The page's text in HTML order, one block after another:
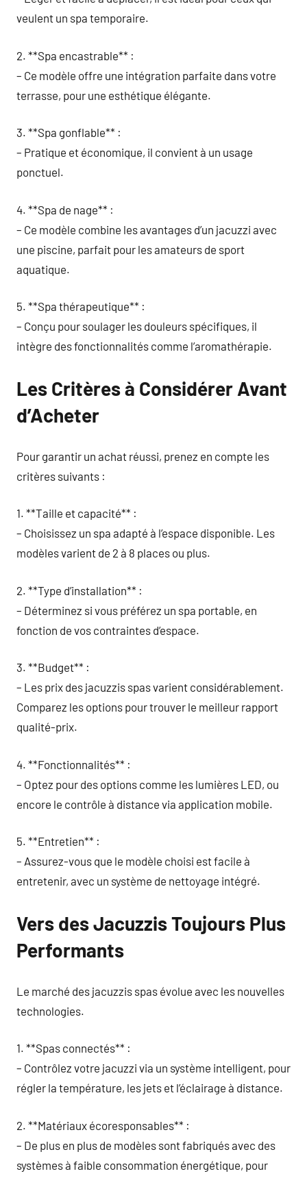
veulent un spa temporaire.
2. **Spa encastrable** :
– Ce modèle offre une intégration parfaite dans votre
terrasse, pour une esthétique élégante.
3. **Spa gonflable** :
– Pratique et économique, il convient à un usage
ponctuel.
4. **Spa de nage** :
– Ce modèle combine les avantages d’un jacuzzi avec
une piscine, parfait pour les amateurs de sport
aquatique.
5. **Spa thérapeutique** :
– Conçu pour soulager les douleurs spécifiques, il
intègre des fonctionnalités comme l’aromathérapie.
Les Critères à Considérer Avant
d’Acheter
Pour garantir un achat réussi, prenez en compte les
critères suivants :
1. **Taille et capacité** :
– Choisissez un spa adapté à l’espace disponible. Les
modèles varient de 2 à 8 places ou plus.
2. **Type d’installation** :
– Déterminez si vous préférez un spa portable, en
fonction de vos contraintes d’espace.
3. **Budget** :
– Les prix des jacuzzis spas varient considérablement.
Comparez les options pour trouver le meilleur rapport
qualité-prix.
4. **Fonctionnalités** :
– Optez pour des options comme les lumières LED, ou
encore le contrôle à distance via application mobile.
5. **Entretien** :
– Assurez-vous que le modèle choisi est facile à
entretenir, avec un système de nettoyage intégré.
Vers des Jacuzzis Toujours Plus
Performants
Le marché des jacuzzis spas évolue avec les nouvelles
technologies.
1. **Spas connectés** :
– Contrôlez votre jacuzzi via un système intelligent, pour
régler la température, les jets et l’éclairage à distance.
2. **Matériaux écoresponsables** :
– De plus en plus de modèles sont fabriqués avec des
systèmes à faible consommation énergétique, pour